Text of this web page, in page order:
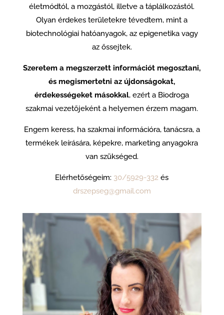
életmódtól, a mozgástól, illetve a táplálkozástól.
Olyan érdekes területekre tévedtem, mint a
biotechnológiai hatóanyagok, az epigenetika vagy
az őssejtek.
Szeretem a megszerzett információt megosztani,
és megismertetni az újdonságokat,
érdekességeket másokkal, ezért a Biodroga
szakmai vezetőjeként a helyemen érzem magam.
Engem keress, ha szakmai információra, tanácsra, a
termékek leírására, képekre, marketing anyagokra
van szükséged.
Elérhetőségeim: 30/5929-332 és
drszepseg@gmail.com